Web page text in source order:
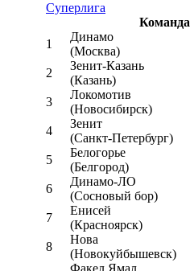
Суперлига
Команда
1
Динамо
(Москва)
2
Зенит-Казань
(Казань)
3
Локомотив
(Новосибирск)
4
Зенит
(Санкт-Петербург)
5
Белогорье
(Белгород)
6
Динамо-ЛО
(Сосновый бор)
7
Енисей
(Красноярск)
8
Нова
(Новокуйбышевск)
Факел Ямал